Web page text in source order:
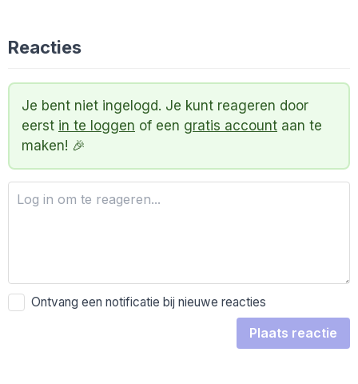
Reacties
Je bent niet ingelogd. Je kunt reageren door
eerst in te loggen of een gratis account aan te
maken! 🎉
Ontvang een notificatie bij nieuwe reacties
Plaats reactie